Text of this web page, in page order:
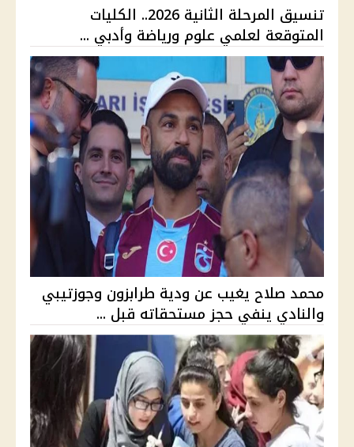
تنسيق المرحلة الثانية 2026.. الكليات
المتوقعة لعلمي علوم ورياضة وأدبي ...
محمد صلاح يغيب عن ودية طرابزون وجوزتيبي
والنادي ينفي حجز مستحقاته قبل ...